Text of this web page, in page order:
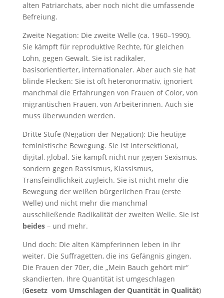
alten Patriarchats, aber noch nicht die umfassende
Befreiung.
Zweite Negation: Die zweite Welle (ca. 1960–1990).
Sie kämpft für reproduktive Rechte, für gleichen
Lohn, gegen Gewalt. Sie ist radikaler,
basisorientierter, internationaler. Aber auch sie hat
blinde Flecken: Sie ist oft heteronormativ, ignoriert
manchmal die Erfahrungen von Frauen of Color, von
migrantischen Frauen, von Arbeiterinnen. Auch sie
muss überwunden werden.
Dritte Stufe (Negation der Negation): Die heutige
feministische Bewegung. Sie ist intersektional,
digital, global. Sie kämpft nicht nur gegen Sexismus,
sondern gegen Rassismus, Klassismus,
Transfeindlichkeit zugleich. Sie ist nicht mehr die
Bewegung der weißen bürgerlichen Frau (erste
Welle) und nicht mehr die manchmal
ausschließende Radikalität der zweiten Welle. Sie ist
beides– und mehr.
Und doch: Die alten Kämpferinnen leben in ihr
weiter. Die Suffragetten, die ins Gefängnis gingen.
Die Frauen der 70er, die „Mein Bauch gehört mir“
skandierten. Ihre Quantität ist umgeschlagen
(Gesetz vom Umschlagen der Quantität in Qualität)